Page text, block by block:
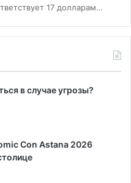
17 долларам…
в случае угрозы?
Con Astana 2026